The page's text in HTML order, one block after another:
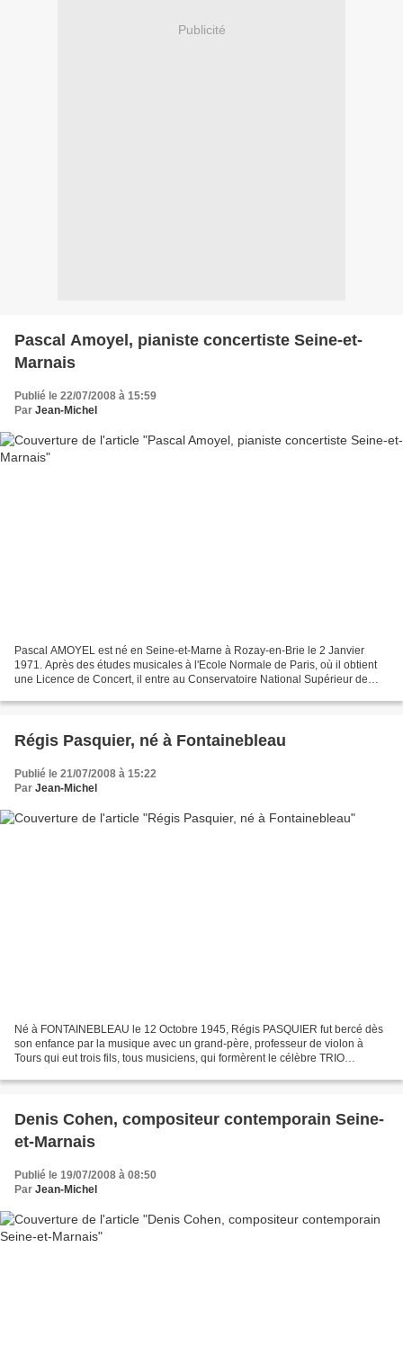
Publicité
Pascal Amoyel, pianiste concertiste Seine-et-
Marnais
Publié le 22/07/2008 à 15:59
Par Jean-Michel
Pascal AMOYEL est né en Seine-et-Marne à Rozay-en-Brie le 2 Janvier
1971. Après des études musicales à l'Ecole Normale de Paris, où il obtient
une Licence de Concert, il entre au Conservatoire National Supérieur de
Régis Pasquier, né à Fontainebleau
Publié le 21/07/2008 à 15:22
Par Jean-Michel
Né à FONTAINEBLEAU le 12 Octobre 1945, Régis PASQUIER fut bercé dès
son enfance par la musique avec un grand-père, professeur de violon à
Tours qui eut trois fils, tous musiciens, qui formèrent le célèbre TRIO
Denis Cohen, compositeur contemporain Seine-
et-Marnais
Publié le 19/07/2008 à 08:50
Par Jean-Michel